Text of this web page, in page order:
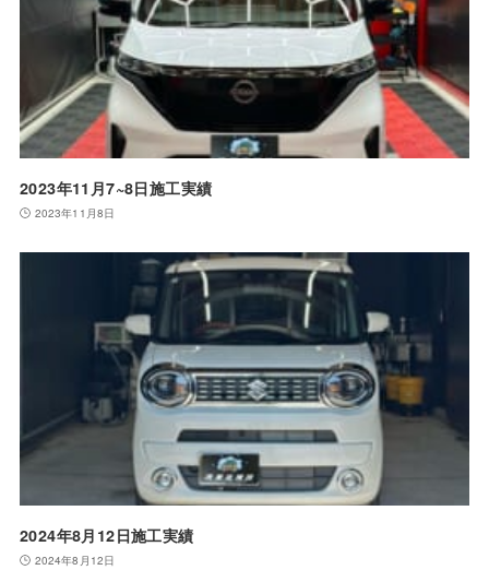
2023年11月7~8日施工実績
2023年11月8日
2024年8月12日施工実績
2024年8月12日